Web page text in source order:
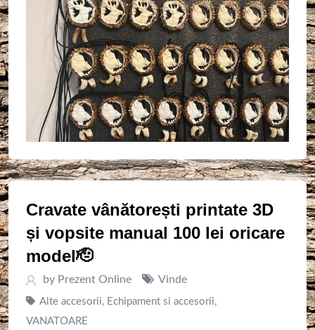
Cravate vânătorești printate 3D
și vopsite manual 100 lei oricare
model🫡
by Prezent Online Vinde
Alte accesorii, Echipament si accesorii,
VANATOARE